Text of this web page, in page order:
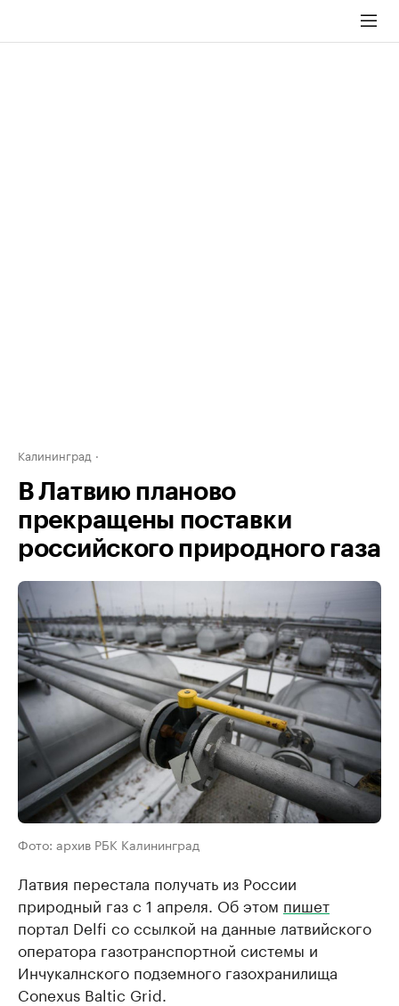
Калининград
В Латвию планово
прекращены поставки
российского природного газа
Фото: архив РБК Калининград
Латвия перестала получать из России
природный газ с 1 апреля. Об этом пишет
портал Delfi со ссылкой на данные латвийского
оператора газотранспортной системы и
Инчукалнского подземного газохранилища
Conexus Baltic Grid.